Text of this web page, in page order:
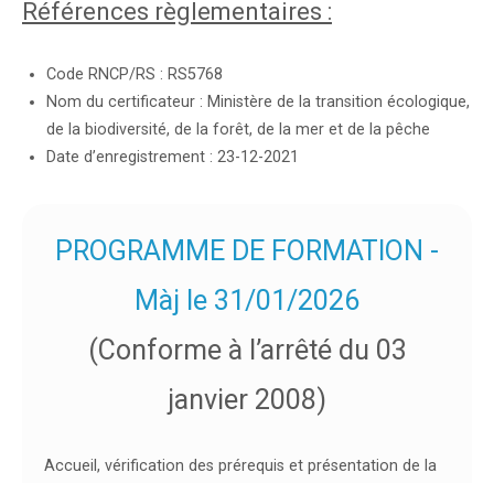
Références règlementaires :
Code RNCP/RS : RS5768
Nom du certificateur : Ministère de la transition écologique,
de la biodiversité, de la forêt, de la mer et de la pêche
Date d’enregistrement : 23-12-2021
PROGRAMME DE FORMATION -
Màj le 31/01/2026
(Conforme à l’arrêté du 03
janvier 2008)
Accueil, vérification des prérequis et présentation de la